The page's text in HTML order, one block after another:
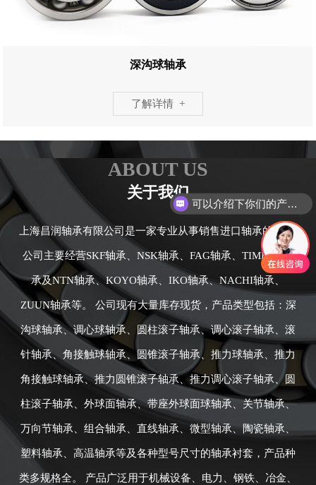
深沟球轴承
了解详情 +
ABOUT US
关于我们
上海昌润轴承有限公司是一家专业从事销售进口轴承的公司,
公司主要经营SKF轴承、NSK轴承、FAG轴承、TIMKEN轴
承及NTN轴承、KOYO轴承、IKO轴承、NACHI轴承、
ZUUN轴承等。 公司现有大量库存现货，产品类型包括：深
沟球轴承、调心球轴承、圆柱滚子轴承、调心滚子轴承、滚
针轴承、角接触球轴承、圆锥滚子轴承、推力球轴承、推力
角接触球轴承、推力圆锥滚子轴承、推力调心滚子轴承、圆
柱滚子轴承、外球面轴承、带座外球面球轴承、关节轴承、
万向节轴承、组合轴承、直线轴承、微型轴承、陶瓷轴承、
塑料轴承、高温轴承等及各种型号尺寸的轴承衬套，产品种
类多规格全。 产品广泛用于机械设备、电力、钢铁、冶金、
可以介绍下你们的产品么